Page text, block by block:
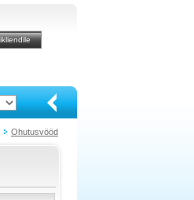
Ohutusvööd